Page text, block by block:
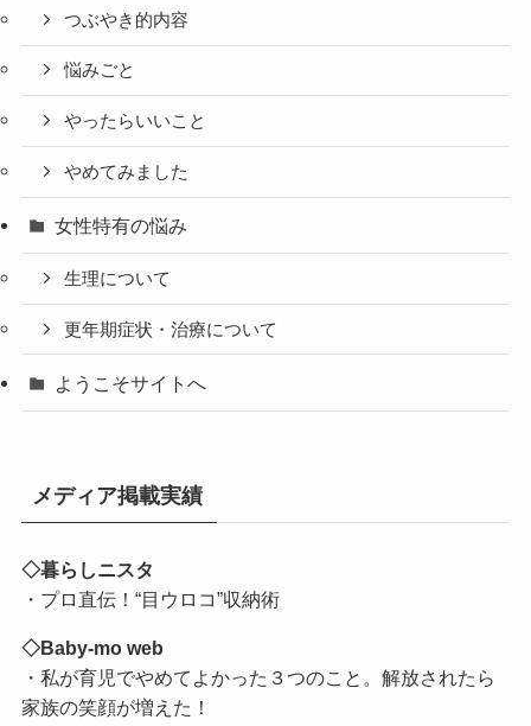
つぶやき的内容
悩みごと
やったらいいこと
やめてみました
女性特有の悩み
生理について
更年期症状・治療について
ようこそサイトへ
メディア掲載実績
◇暮らしニスタ
・プロ直伝！“目ウロコ”収納術
◇Baby-mo web
・私が育児でやめてよかった３つのこと。解放されたら
家族の笑顔が増えた！